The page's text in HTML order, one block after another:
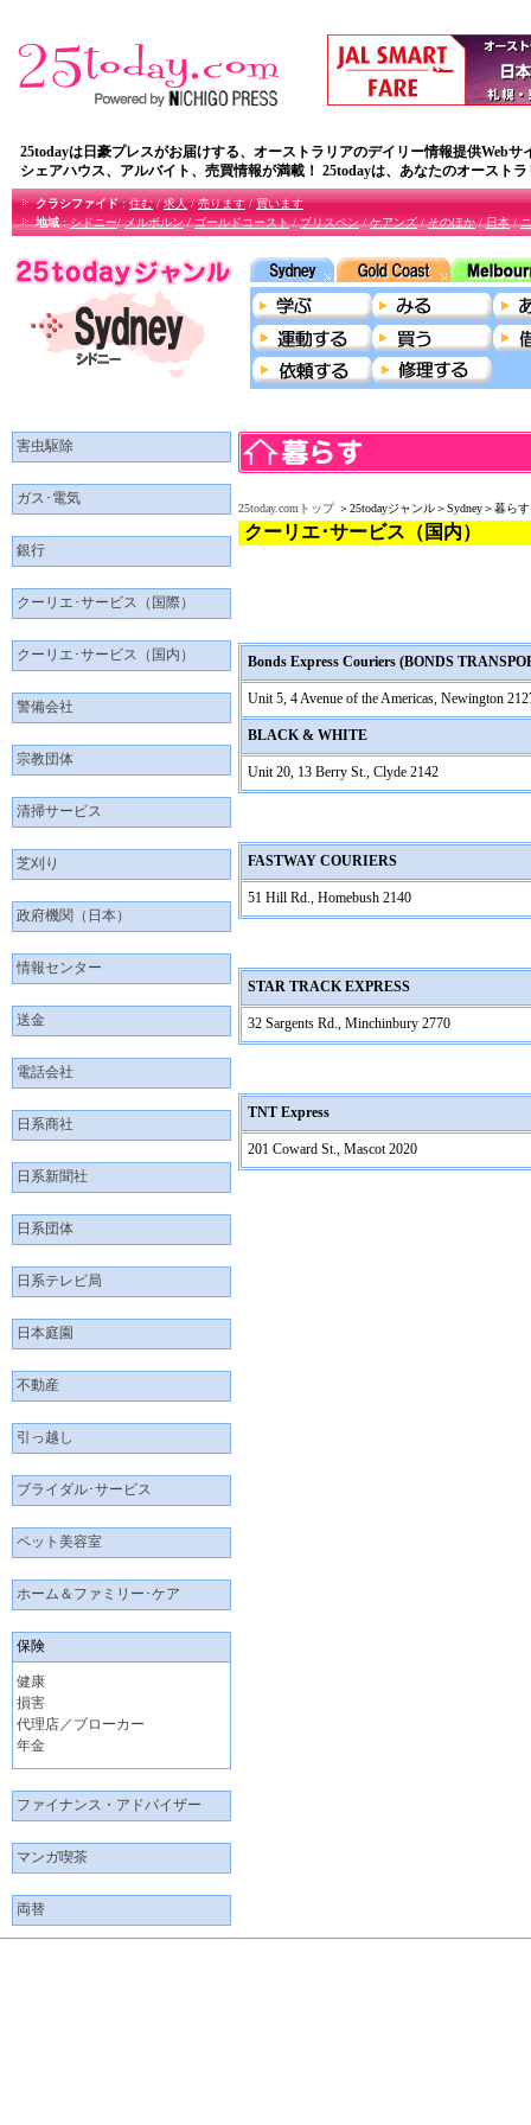
25todayは日豪プレスがお届けする、オーストラリアのデイリー情報提供Webサ
シェアハウス、アルバイト、売買情報が満載！ 25todayは、あなたのオースト
クラシファイド:住む/求人/売ります/買います
地域:シドニー/メルボルン/ゴールドコースト/ブリスペン/ケアンズ/そのほか/日本/
害虫駆除
ガス･電気
銀行
クーリエ･サービス（国際）
クーリエ･サービス（国内）
警備会社
宗教団体
清掃サービス
芝刈り
政府機関（日本）
情報センター
送金
電話会社
日系商社
日系新聞社
日系団体
日系テレビ局
日本庭園
不動産
引っ越し
ブライダル･サービス
ペット美容室
ホーム＆ファミリー･ケア
保険
健康
損害
代理店／ブローカー
年金
ファイナンス・アドバイザー
マンガ喫茶
両替
25today.comトップ＞25todayジャンル＞Sydney＞暮ら
クーリエ･サービス（国内）
Bonds Express Couriers (BONDS
Unit 5, 4 Avenue of the Americas, Newington
BLACK & WHITE
Unit 20, 13 Berry St., Clyde 2142
FASTWAY COURIERS
51 Hill Rd., Homebush 2140
STAR TRACK EXPRESS
32 Sargents Rd., Minchinbury 2770
TNT Express
201 Coward St., Mascot 2020